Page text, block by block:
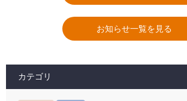
お知らせ一覧を見る
カテゴリ